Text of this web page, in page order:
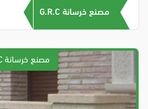
مصنع خرسانة G.R.C